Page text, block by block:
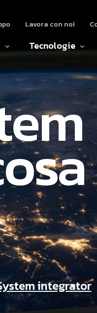
Tecnologie
Lavora con noi
integrator